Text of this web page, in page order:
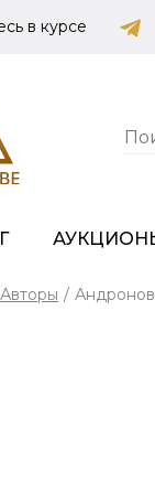
в курсе
Авторы /